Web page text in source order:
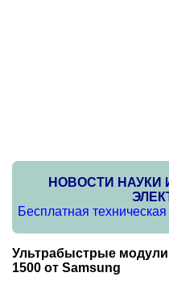
НОВОСТИ НАУКИ
Бесплатная
Ультрабыстрые модули
1500 от Samsung